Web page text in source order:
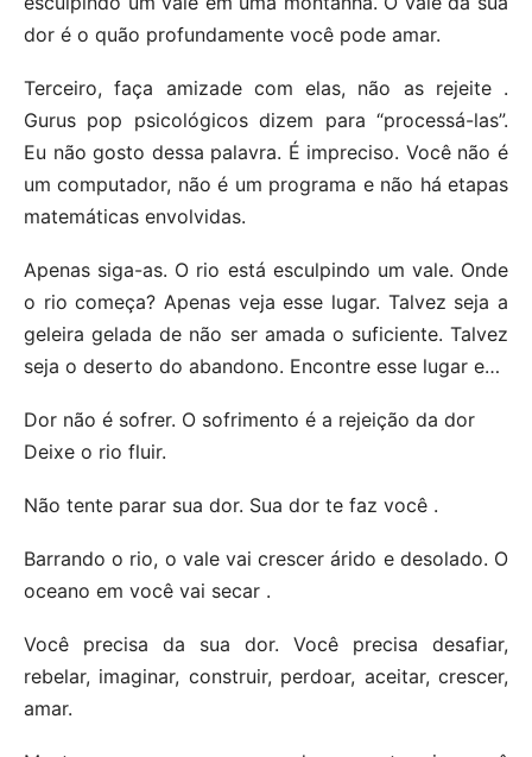
dor é o quão profundamente você pode amar.
Terceiro, faça amizade com elas, não as rejeite .
Gurus pop psicológicos dizem para “processá-las”.
Eu não gosto dessa palavra. É impreciso. Você não é
um computador, não é um programa e não há etapas
matemáticas envolvidas.
Apenas siga-as. O rio está esculpindo um vale. Onde
o rio começa? Apenas veja esse lugar. Talvez seja a
geleira gelada de não ser amada o suficiente. Talvez
seja o deserto do abandono. Encontre esse lugar e…
Dor não é sofrer. O sofrimento é a rejeição da dor
Deixe o rio fluir.
Não tente parar sua dor. Sua dor te faz você .
Barrando o rio, o vale vai crescer árido e desolado. O
oceano em você vai secar .
Você precisa da sua dor. Você precisa desafiar,
rebelar, imaginar, construir, perdoar, aceitar, crescer,
amar.